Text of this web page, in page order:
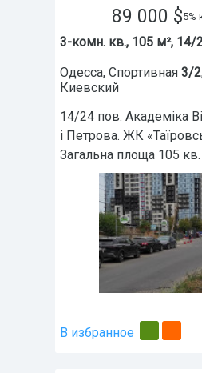
89 000 $5%
3-комн. кв., 105 м², 14/
Одесса, Спортивная 3/2
Киевский
14/24 пов. Академіка
і Петрова. ЖК
Загальна площа 105
В избранное